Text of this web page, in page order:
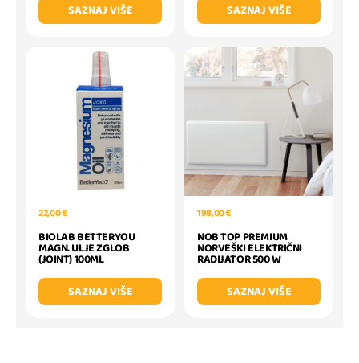
SAZNAJ VIŠE
SAZNAJ VIŠE
22,00 €
BIOLAB BETTERYOU
MAGN. ULJE ZGLOB
(JOINT) 100ML
SAZNAJ VIŠE
198,00 €
NOB TOP PREMIUM
NORVEŠKI ELEKTRIČNI
RADIJATOR 500 W
SAZNAJ VIŠE